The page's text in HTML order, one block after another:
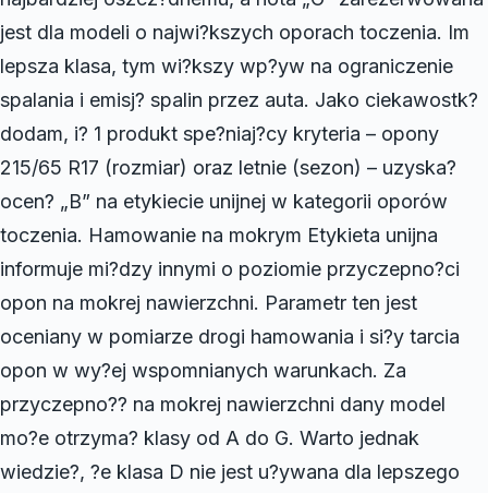
jest dla modeli o najwi?kszych oporach toczenia. Im
lepsza klasa, tym wi?kszy wp?yw na ograniczenie
spalania i emisj? spalin przez auta. Jako ciekawostk?
dodam, i? 1 produkt spe?niaj?cy kryteria – opony
215/65 R17 (rozmiar) oraz letnie (sezon) – uzyska?
ocen? „B” na etykiecie unijnej w kategorii oporów
toczenia. Hamowanie na mokrym Etykieta unijna
informuje mi?dzy innymi o poziomie przyczepno?ci
opon na mokrej nawierzchni. Parametr ten jest
oceniany w pomiarze drogi hamowania i si?y tarcia
opon w wy?ej wspomnianych warunkach. Za
przyczepno?? na mokrej nawierzchni dany model
mo?e otrzyma? klasy od A do G. Warto jednak
wiedzie?, ?e klasa D nie jest u?ywana dla lepszego